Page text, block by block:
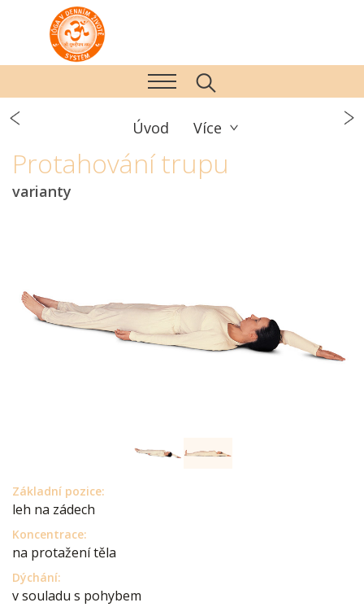
Úvod Více
Protahování trupu
varianty
Základní pozice:
leh na zádech
Koncentrace:
na protažení těla
Dýchání:
v souladu s pohybem